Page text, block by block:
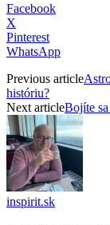
Facebook
X
Pinterest
WhatsApp
Previous article
históriu?
Next articleBojíte
inspirit.sk